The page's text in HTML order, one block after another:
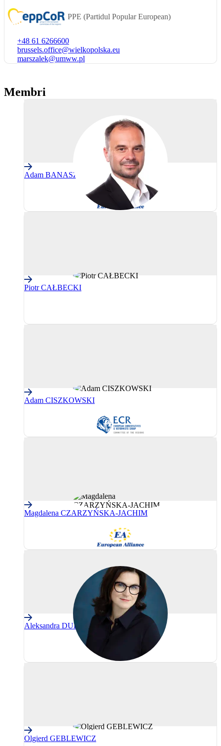
PPE (Partidul Popular European)
Telephone
number
+48 61 6266600
Email
brussels.office@wielkopolska.eu
Email
marszalek@umww.pl
Membri
Adam BANASZAK
AE
(Grupul
Piotr CAŁBECKI
Adam CISZKOWSKI
Magdalena CZARZYŃSKA-JACHIM
Aleksandra DULKIEWICZ
(Partidul
Olgierd GEBLEWICZ